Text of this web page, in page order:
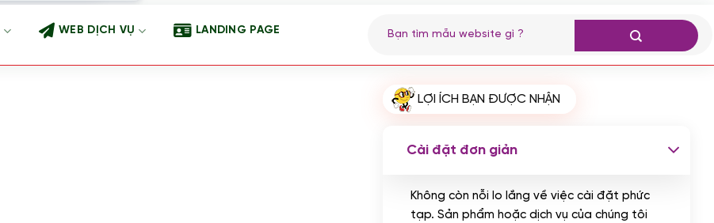
Cài đặt plugin theo yêu cầu
(+100.000 VND)
qua ngân hàng vietcombank,
WEB DỊCH VỤ LANDING PAGE
kiếm:
LỢI ÍCH BẠN ĐƯỢC NHẬN
Cài đặt đơn giản
Không còn nỗi lo lắng về việc cài đặt phức
tạp. Sản phẩm hoặc dịch vụ của chúng tôi